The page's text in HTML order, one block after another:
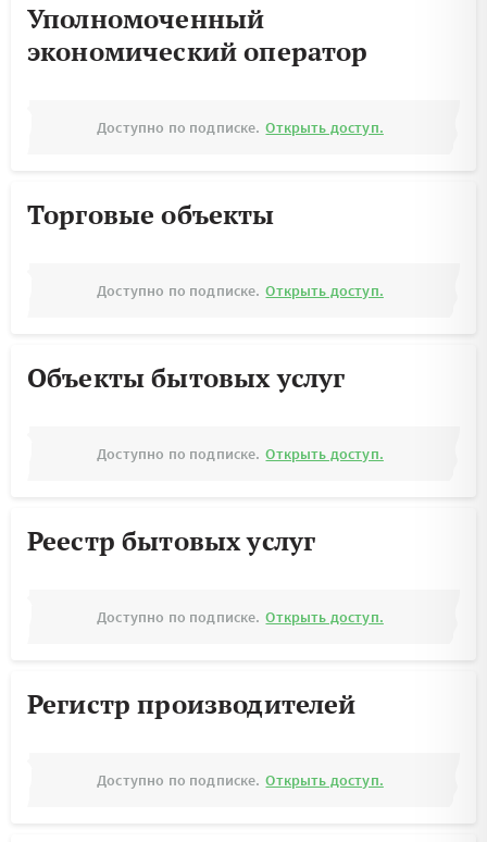
Уполномоченный
экономический оператор
Доступно по подписке. Открыть доступ.
Торговые объекты
Доступно по подписке. Открыть доступ.
Объекты бытовых услуг
Доступно по подписке. Открыть доступ.
Реестр бытовых услуг
Доступно по подписке. Открыть доступ.
Регистр производителей
Доступно по подписке. Открыть доступ.